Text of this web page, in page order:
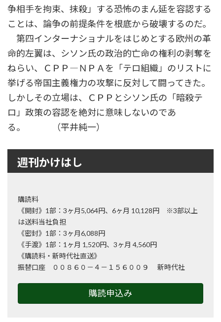
争相手を拘束、抹殺」する恐怖のまん延を容認する
ことは、論争の前提条件を根底から破壊するのだ。
第四インターナショナルをはじめとする欧州の革
命的左翼は、シソン氏の政治的亡命の権利の剥奪を
ねらい、ＣＰＰ―ＮＰＡを「テロ組織」のリストに
挙げる帝国主義権力の攻撃に反対して闘ってきた。
しかしその立場は、ＣＰＰとシソン氏の「暗殺テ
ロ」政策の容認を絶対に意味しないのであ
る。 （平井純一）
週刊かけはし
購読料
《開封》1部：3ヶ月5,064円、6ヶ月 10,128円 ※3部以上
は送料当社負担
《密封》1部：3ヶ月6,088円
《手渡》1部：1ヶ月 1,520円、3ヶ月 4,560円
《購読料・新時代社直送》
振替口座 ００８６０－４－１５６００９ 新時代社
購読申込み